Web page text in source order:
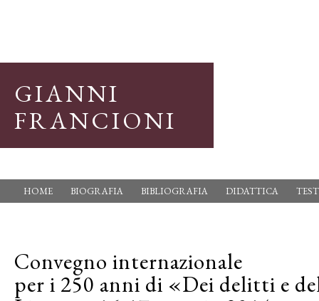
GIANNI
FRANCIONI
HOME BIOGRAFIA BIBLIOGRAFIA DIDATTICA
Convegno internazionale
per i 250 anni di «Dei delitti e